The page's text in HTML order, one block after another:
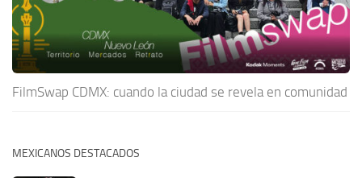
FilmSwap CDMX: cuando la ciudad se revela en comunidad
MEXICANOS DESTACADOS